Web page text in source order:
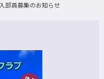
部員募集のお知らせ